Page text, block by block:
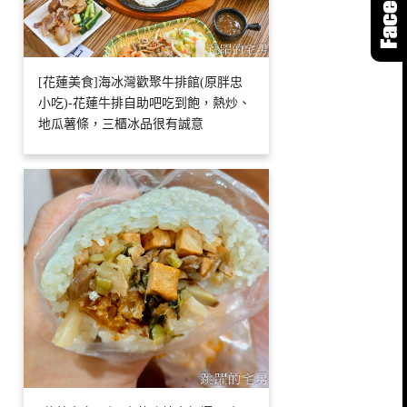
[花蓮美食]海冰灣歡聚牛排館(原胖忠
小吃)-花蓮牛排自助吧吃到飽，熱炒、
地瓜薯條，三櫃冰品很有誠意